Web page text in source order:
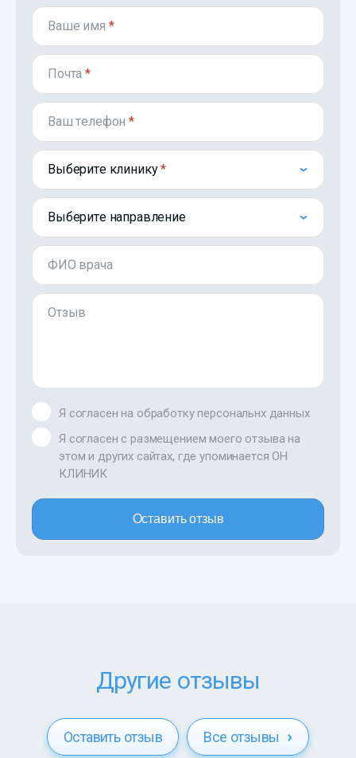
Ваше имя *
Почта*
Ваш телефон*
Выберите клинику
Выберите направление
ФИО врача
Отзыв
Я согласен на обработку персональнх данных
Я согласен с размещением моего отзыва на
этом и других сайтах, где упоминается ОН
КЛИНИК
Оставить отзыв
Другие отзывы
Оставить отзыв Все отзывы